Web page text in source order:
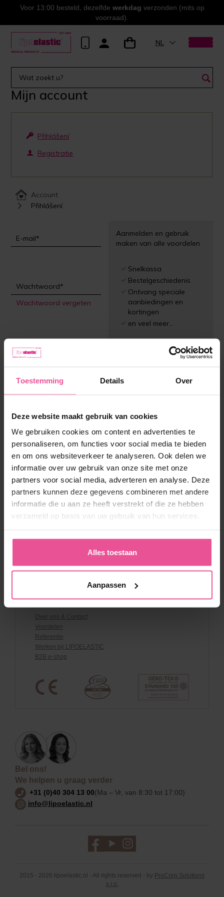
Toestemming Details Over
Deze website maakt gebruik van cookies
We gebruiken cookies om content en advertenties te
personaliseren, om functies voor social media te bieden
en om ons websiteverkeer te analyseren. Ook delen we
informatie over uw gebruik van onze site met onze
partners voor social media, adverteren en analyse. Deze
partners kunnen deze gegevens combineren met andere
informatie die u aan ze heeft verstrekt of die ze hebben
verzameld op basis van uw gebruik van hun services.
Alles toestaan
Aanpassen
Voor 13:00 besteld, dezelfde werkdag verzonden (mits op
voorraad).
NL
Mijn account
Přihlášení
Registratie
Account
Přihlášení
Wachtwoord vergeten
Aanmelden en gebruik
maken van alle voordelen
Snelkassa
Bestelgeschiedenis
Ontvang speciale
aanbiedingen en
kortingen
en veel meer...
Registreren
Klantenservice
Contact
Boutique
Kortingscodes & Voorwaarden
Productveiligheid
Over LIPOELASTIC
Over ons & Contact
Voordelen
Referentie
Werken bij LIPOELASTIC
B2B e-shop
Bel ons!
We helpen u graag verder
+31 (0)40 304 13 00(Ma – Vr, van 8:30 tot 17:00)
info@lipoelastic.nl
2015 - 2026 lipoelastic.nl - All rights reserved - by ProCorp Solutions
s.r.o.